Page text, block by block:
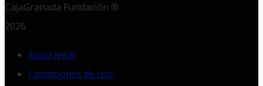
CajaGranada Fundación ®
2026
Aviso legal
Condiciones de uso